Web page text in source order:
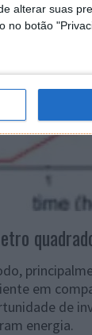
alterar suas
botão
em
de
energia.